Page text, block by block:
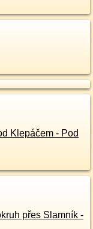
Klepáčem - Pod
přes Slamník -